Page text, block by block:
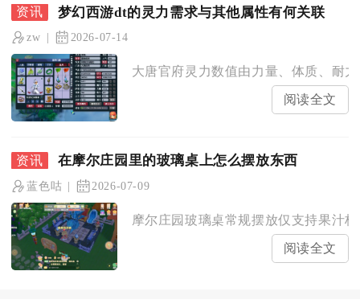
梦幻西游dt的灵力需求与其他属性有何关联
zw 2026-07-14
大唐官府灵力数值由力量、体质、耐
阅读全文
在摩尔庄园里的玻璃桌上怎么摆放东西
蓝色咕 2026-07-09
摩尔庄园玻璃桌常规摆放仅支持果汁
阅读全文